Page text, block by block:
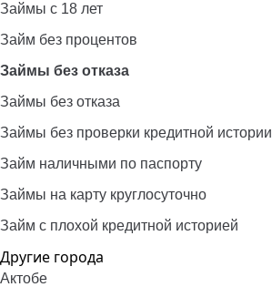
Займы с 18 лет
Займ без процентов
Займы без отказа
Займы без отказа
Займы без проверки кредитной истории
Займ наличными по паспорту
Займы на карту круглосуточно
Займ с плохой кредитной историей
Другие города
Актобе